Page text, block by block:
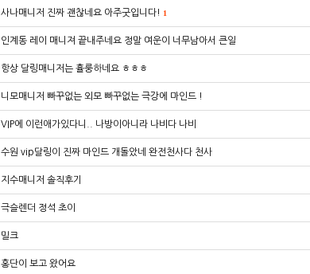
사나매니저 진짜 괜찮네요 아주굿입니다! 1
인계동 레이 매니져 끝내주네요 정말 여운이 너무남아서 큰일
항상 달링매니저는 휼룽하네요 ㅎㅎㅎ
니모매니저 빠꾸없는 외모 빠꾸없는 극강에 마인드 !
VIP에 이런애가있다니.. 나방이아니라 나비다 나비
수원 vip달링이 진짜 마인드 개돌았네 완전천사다 천사
지수매니저 솔직후기
극슬렌더 정석 초이
밀크
홍단이 보고 왔어요